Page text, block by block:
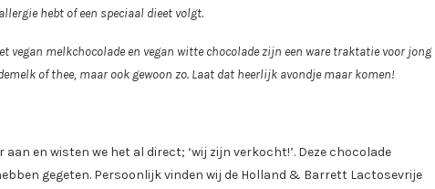
hebt of een speciaal dieet volgt.
vegan melkchocolade en vegan witte chocolade zijn een ware traktatie voor jong
of thee, maar ook gewoon zo. Laat dat heerlijk avondje maar komen!
en wisten we het al direct; ‘wij zijn verkocht!’. Deze chocolade
gegeten. Persoonlijk vinden wij de Holland & Barrett Lactosevrije